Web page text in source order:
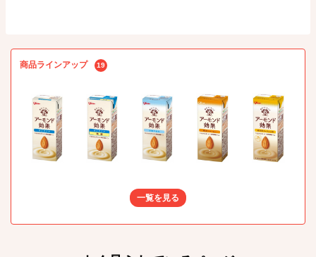
商品ラインアップ 19
一覧を見る